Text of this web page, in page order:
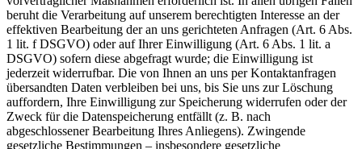
beruht die Verarbeitung auf unserem berechtigten Interesse an der
effektiven Bearbeitung der an uns gerichteten Anfragen (Art. 6 Abs.
1 lit. f DSGVO) oder auf Ihrer Einwilligung (Art. 6 Abs. 1 lit. a
DSGVO) sofern diese abgefragt wurde; die Einwilligung ist
jederzeit widerrufbar. Die von Ihnen an uns per Kontaktanfragen
übersandten Daten verbleiben bei uns, bis Sie uns zur Löschung
auffordern, Ihre Einwilligung zur Speicherung widerrufen oder der
Zweck für die Datenspeicherung entfällt (z. B. nach
abgeschlossener Bearbeitung Ihres Anliegens). Zwingende
gesetzliche Bestimmungen – insbesondere gesetzliche